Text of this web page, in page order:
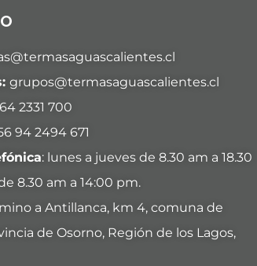
grupos@termasaguascalientes.cl
2331 700
94 2494 671
: lunes a jueves de 8.30 am a 18.30
8.30 am a 14:00 pm.
a Antillanca, km 4, comuna de
de Osorno, Región de los Lagos,